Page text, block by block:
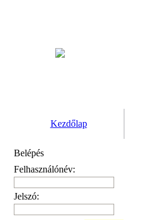
Kezdőlap
Belépés
Felhasználónév:
Jelszó: